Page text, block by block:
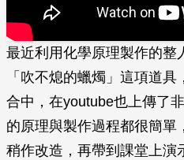
最近利用化學原理製作的整
「吹不熄的蠟燭」這項道
合中，在youtube也上傳了
的原理與製作­過程都很簡單
稍作改造，再帶到課堂上演